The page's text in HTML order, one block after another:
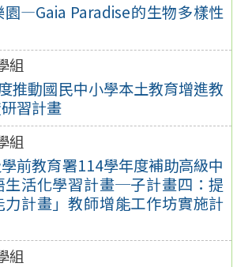
—Gaia Paradise的生物多樣性
組
推動國民中小學本土教育增進教
習計畫
組
學前教育署114學年度補助高級中
生活化學習計畫─子計畫四：提
計畫」教師增能工作坊實施計
組